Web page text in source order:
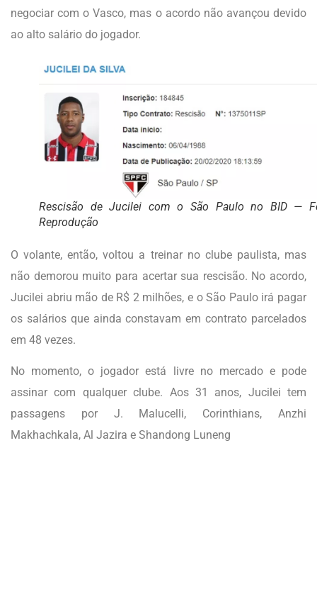
negociar com o Vasco, mas o acordo não avançou devido
ao alto salário do jogador.
Rescisão de Jucilei com o São Paulo no BID —
Reprodução
O volante, então, voltou a treinar no clube paulista, mas
não demorou muito para acertar sua rescisão. No acordo,
Jucilei abriu mão de R$ 2 milhões, e o São Paulo irá pagar
os salários que ainda constavam em contrato parcelados
em 48 vezes.
No momento, o jogador está livre no mercado e pode
assinar com qualquer clube. Aos 31 anos, Jucilei tem
passagens por J. Malucelli, Corinthians, Anzhi
Makhachkala, Al Jazira e Shandong Luneng